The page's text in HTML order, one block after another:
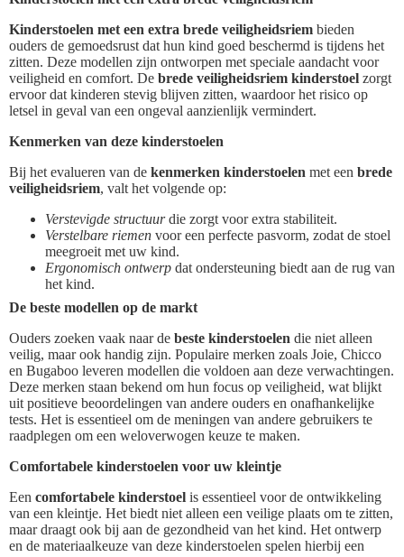
Kinderstoelen met een extra brede veiligheidsriem bieden
ouders de gemoedsrust dat hun kind goed beschermd is tijdens het
zitten. Deze modellen zijn ontworpen met speciale aandacht voor
veiligheid en comfort. De brede veiligheidsriem kinderstoel zorgt
ervoor dat kinderen stevig blijven zitten, waardoor het risico op
letsel in geval van een ongeval aanzienlijk vermindert.
Kenmerken van deze kinderstoelen
Bij het evalueren van de kenmerken kinderstoelen met een brede
veiligheidsriem, valt het volgende op:
Verstevigde structuurdie zorgt voor extra stabiliteit.
Verstelbare riemen voor een perfecte pasvorm, zodat de stoel
meegroeit met uw kind.
Ergonomisch ontwerp dat ondersteuning biedt aan de rug van
het kind.
De beste modellen op de markt
Ouders zoeken vaak naar de beste kinderstoelen die niet alleen
veilig, maar ook handig zijn. Populaire merken zoals Joie, Chicco
en Bugaboo leveren modellen die voldoen aan deze verwachtingen.
Deze merken staan bekend om hun focus op veiligheid, wat blijkt
uit positieve beoordelingen van andere ouders en onafhankelijke
tests. Het is essentieel om de meningen van andere gebruikers te
raadplegen om een weloverwogen keuze te maken.
Comfortabele kinderstoelen voor uw kleintje
Een comfortabele kinderstoel is essentieel voor de ontwikkeling
van een kleintje. Het biedt niet alleen een veilige plaats om te zitten,
maar draagt ook bij aan de gezondheid van het kind. Het ontwerp
en de materiaalkeuze van deze kinderstoelen spelen hierbij een